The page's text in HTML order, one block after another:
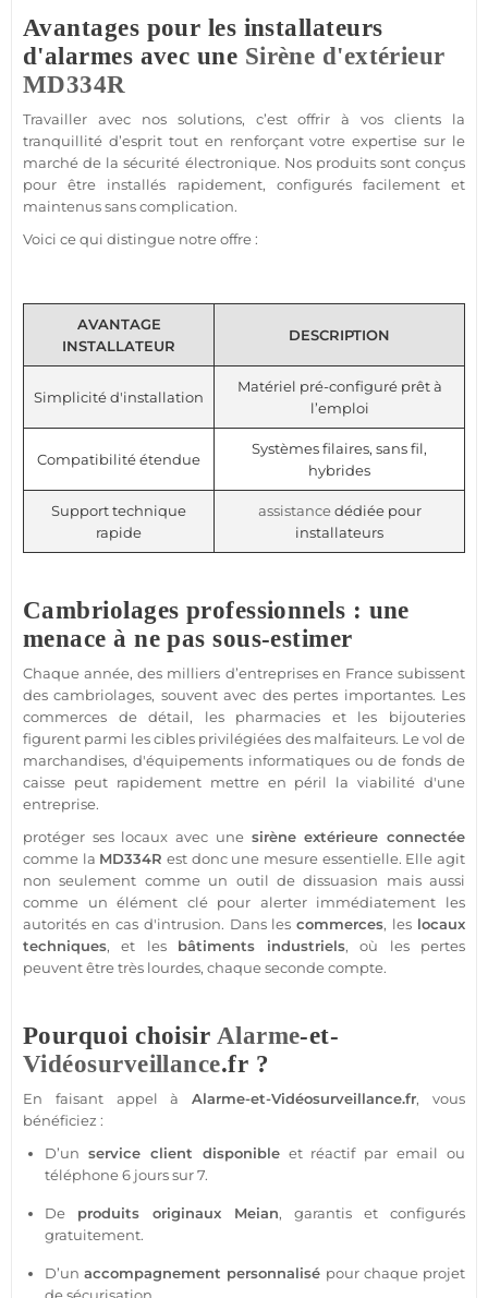
Avantages pour les installateurs
d'alarmes avec une Sirène d'extérieur
MD334R
Travailler avec nos solutions, c’est offrir à vos clients la
tranquillité d’esprit tout en renforçant votre expertise sur le
marché de lasécurité électronique. Nos produits sont conçus
pour être installés rapidement, configurés facilement et
maintenus sans complication.
Voici ce qui distingue notre offre :
AVANTAGE
INSTALLATEUR
DESCRIPTION
Simplicité d'installation
Matériel pré-configuré prêt à
l’emploi
Compatibilité étendue
Systèmes filaires, sans fil,
hybrides
Support technique
rapide
assistancedédiée pour
installateurs
Cambriolages professionnels : une
menace à ne pas sous-estimer
Chaque année, des milliers d’entreprises en France subissent
des cambriolages, souvent avec des pertes importantes. Les
commerces de détail, les pharmacies et les bijouteries
figurent parmi les cibles privilégiées des malfaiteurs. Le vol de
marchandises, d'équipements informatiques ou de fonds de
caisse peut rapidement mettre en péril la viabilité d'une
entreprise.
protéger ses locaux avec une sirène extérieure connectée
comme la MD334R est donc une mesure essentielle. Elle agit
non seulement comme un outil de dissuasion mais aussi
comme un élément clé pour alerter immédiatement les
autorités en cas d'intrusion. Dans lescommerces, les locaux
techniques, et les bâtiments industriels, où les pertes
peuvent être très lourdes, chaque seconde compte.
Pourquoi choisir Alarme-et-
Vidéosurveillance.fr ?
En faisant appel àAlarme-et-Vidéosurveillance.fr, vous
bénéficiez :
D’un service client disponibleet réactif par email ou
téléphone 6 jours sur 7.
De produits originaux Meian, garantis et configurés
gratuitement.
D’unaccompagnement personnalisé pour chaque projet